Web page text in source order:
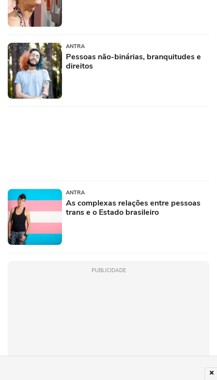
ANTRA
Pessoas não-binárias, branquitudes e
direitos
ANTRA
As complexas relações entre pessoas
trans e o Estado brasileiro
PUBLICIDADE